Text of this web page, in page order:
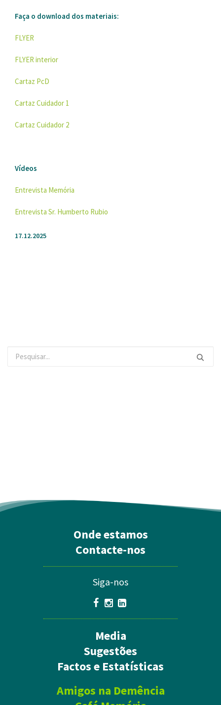
Faça o download dos materiais:
FLYER
FLYER interior
Cartaz PcD
Cartaz Cuidador 1
Cartaz Cuidador 2
Vídeos
Entrevista Memória
Entrevista Sr. Humberto Rubio
17.12.2025
Onde estamos
Contacte-nos
Siga-nos
Media
Sugestões
Factos e Estatísticas
Amigos na Demência